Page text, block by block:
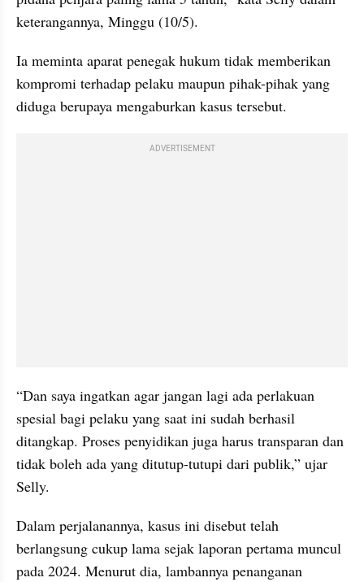
keterangannya, Minggu (10/5).
Ia meminta aparat penegak hukum tidak memberikan
kompromi terhadap pelaku maupun pihak-pihak yang
diduga berupaya mengaburkan kasus tersebut.
ADVERTISEMENT
“Dan saya ingatkan agar jangan lagi ada perlakuan
spesial bagi pelaku yang saat ini sudah berhasil
ditangkap. Proses penyidikan juga harus transparan dan
tidak boleh ada yang ditutup-tutupi dari publik,” ujar
Selly.
Dalam perjalanannya, kasus ini disebut telah
berlangsung cukup lama sejak laporan pertama muncul
pada 2024. Menurut dia, lambannya penanganan